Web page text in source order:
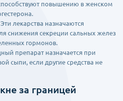
повышению в женском
лекарства назначаются
снижения секреции сальных желез
гормонов.
препарат назначается при
сыпи, если другие средства не
за границей